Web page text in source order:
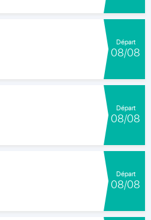
Départ
08/08
Départ
08/08
Départ
08/08